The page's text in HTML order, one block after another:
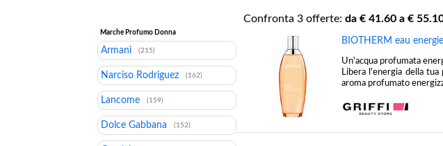
Marche Profumo Donna
Armani (215)
Narciso Rodriguez (162)
Lancome (159)
Dolce Gabbana (152)
Confronta 3 offerte: da € 41.60 a €
BIOTHERM eau
Un'acqua profumata
Libera l'energia della
aroma profumato